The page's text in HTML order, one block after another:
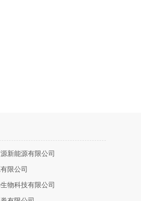
新能源有限公司
限公司
物科技有限公司